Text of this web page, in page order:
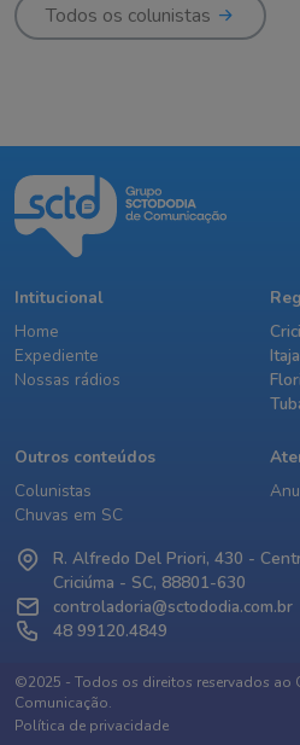
Todos os colunistas
Intitucional
Home
Expediente
Nossas rádios
Outros conteúdos
Colunistas
Chuvas em SC
R. Alfredo Del Priori, 430 -
Criciúma - SC, 88801-630
controladoria@sctododia.com.br
48 99120.4849
©2025 - Todos os direitos reservados ao
Comunicação.
Política de privacidade